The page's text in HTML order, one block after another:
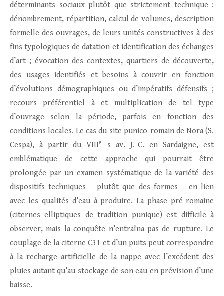
déterminants sociaux plutôt que strictement technique :
dénombrement, répartition, calcul de volumes, description
formelle des ouvrages, de leurs unités constructives à des
fins typologiques de datation et identification des échanges
d’art ; évocation des contextes, quartiers de découverte,
des usages identifiés et besoins à couvrir en fonction
d’évolutions démographiques ou d’impératifs défensifs ;
recours préférentiel à et multiplication de tel type
d’ouvrage selon la période, parfois en fonction des
conditions locales. Le cas du site punico-romain de Nora (S.
Cespa), à partir du VIIIe
s av. J.-C. en Sardaigne, est
emblématique de cette approche qui pourrait être
prolongée par un examen systématique de la variété des
dispositifs techniques – plutôt que des formes – en lien
avec les qualités d’eau à produire. La phase pré-romaine
(citernes elliptiques de tradition punique) est difficile à
observer, mais la conquête n’entraîna pas de rupture. Le
couplage de la citerne C31 et d’un puits peut correspondre
à la recharge artificielle de la nappe avec l’excédent des
pluies autant qu’au stockage de son eau en prévision d’une
baisse.